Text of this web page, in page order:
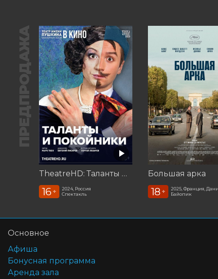
ПРЕДПРОДАЖА
TheatreHD: Таланты и покойники
16 +
2024, Россия
Спектакль
Большая арка
18 +
2025, Франция,
Байопик
Основное
Афиша
Бонусная программа
Аренда зала